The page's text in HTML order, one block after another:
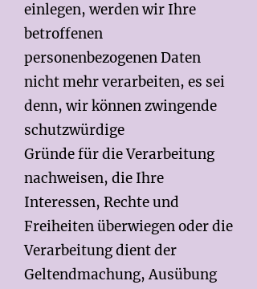
einlegen, werden wir Ihre
betroffenen
personenbezogenen Daten
nicht mehr verarbeiten, es sei
denn, wir können zwingende
schutzwürdige
Gründe für die Verarbeitung
nachweisen, die Ihre
Interessen, Rechte und
Freiheiten überwiegen oder die
Verarbeitung dient der
Geltendmachung, Ausübung